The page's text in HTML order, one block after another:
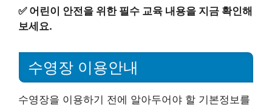
✅ 어린이 안전을 위한 필수 교육 내용을 지금 확인해
보세요.
수영장 이용안내
수영장을 이용하기 전에 알아두어야 할 기본정보를